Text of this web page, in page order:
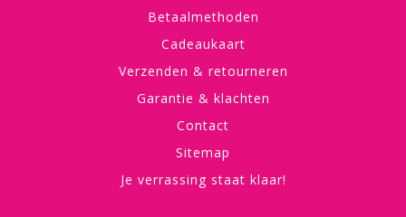
Betaalmethoden
Cadeaukaart
Verzenden & retourneren
Garantie & klachten
Contact
Sitemap
Je verrassing staat klaar!